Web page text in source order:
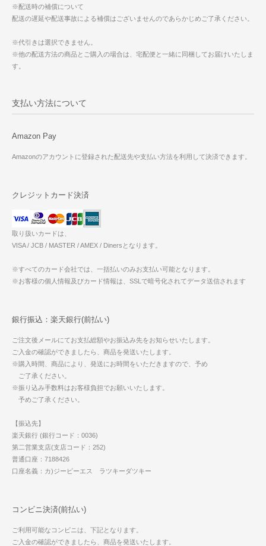
※配送時の補償について
配送の遅延や配送事故による補償はございませんのであらかじめご了承ください。
※代引きは選択できません。
※他の配送方法の商品とご購入の場合は、宅配便と一緒に同梱してお届けいたしま
す。
支払い方法について
Amazon Pay
Amazonのアカウントに登録された配送先や支払い方法を利用して決済できます。
クレジットカード決済
取り扱いカードは、
VISA / JCB / MASTER / AMEX / Dinersとなります。
※すべてのカード会社では、一括払いのみお支払い可能となります。
※お客様の個人情報及びカード情報は、SSLで暗号化されてデータ送信されます
銀行振込：楽天銀行(前払い)
ご注文後メールにてお支払総額やお振込み先をお知らせいたします。
ご入金の確認ができましたら、商品を発送いたします。
※購入時間、商品により、発送にお時間をいただきますので、予め
ご了承ください。
※振り込み手数料はお客様負担でお願いいたします。
予めご了承ください。
【振込先】
楽天銀行 (銀行コード：0036)
第二営業支店(支店コード：252)
普通口座：7188426
口座名義：カ)ジーピーエス ラツキーダツキー
コンビニ決済(前払い)
ご利用可能なコンビニは、下記となります。
ご入金の確認ができましたら、商品を発送いたします。